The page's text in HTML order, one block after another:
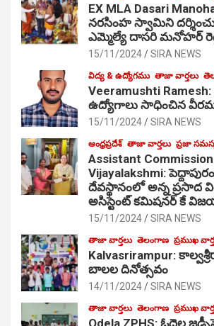
EX MLA Dasari
నరసింహ స్వామిని
ఎమ్మెల్యే దాసరి మనోహర్
15/11/2024 SIRA NEWS
విద్య & ఉద్యోగము తాజా వార్తలు
Veeramushti
ఉద్యోగాలు సాధించిన
15/11/2024 SIRA NEWS
ఆంధ్రప్రదేశ్ తాజా వార్తలు ప్రజా
Assistant
Vijayalakshmi:
దేవస్థానంలో అన్న ప్రసాద
అసిస్టెంట్ కమిషనర్ కే
15/11/2024 SIRA NEWS
తాజా వార్తలు తెలంగాణ ప్రముఖ
Kalvasrirampur:
బాలల దినోత్సవం
14/11/2024 SIRA NEWS
తాజా వార్తలు తెలంగాణ ప్రముఖ
Odela ZPHS: ఓదెల